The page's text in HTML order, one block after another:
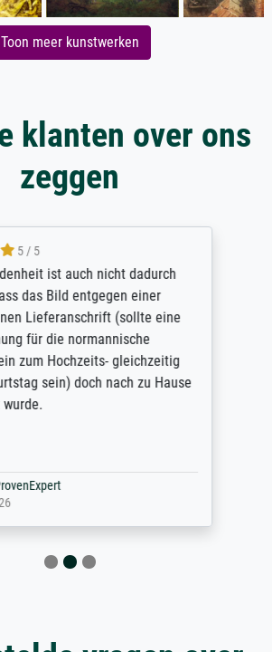
Toon meer kunstwerken
klanten over ons
zeggen
5 / 5
ist auch nicht dadurch
das Bild entgegen einer
Lieferanschrift (sollte eine
für die normannische
zum Hochzeits- gleichzeitig
sein) doch nach zu Hause